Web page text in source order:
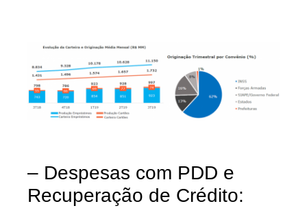
– Despesas com PDD e
Recuperação de Crédito: